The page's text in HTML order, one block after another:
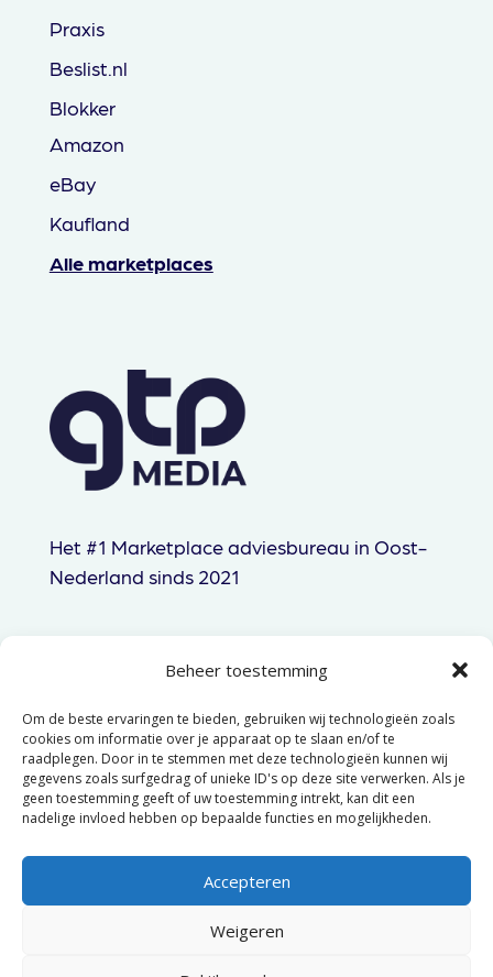
Beheer toestemming
Om de beste ervaringen te bieden, gebruiken wij technologieën zoals
cookies om informatie over je apparaat op te slaan en/of te
raadplegen. Door in te stemmen met deze technologieën kunnen wij
gegevens zoals surfgedrag of unieke ID's op deze site verwerken. Als je
geen toestemming geeft of uw toestemming intrekt, kan dit een
nadelige invloed hebben op bepaalde functies en mogelijkheden.
Accepteren
Weigeren
Praxis
Beslist.nl
Blokker
Amazon
eBay
Kaufland
Alle marketplaces
Het #1 Marketplace adviesbureau in Oost-
Nederland sinds 2021
hallo@gtpmedia.nl
Hengelo, NL